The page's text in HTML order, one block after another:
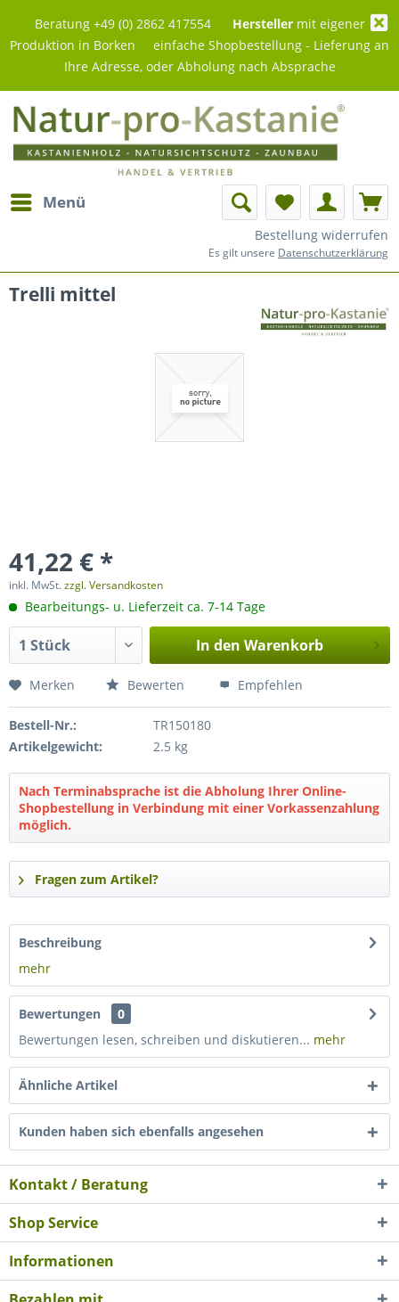
Beratung +49 (0) 2862 417554 Herstellermit eigener
Produktion in Borken einfache Shopbestellung - Lieferung an
Ihre Adresse, oder Abholung nach Absprache
Menü
Bestellung widerrufen
Es gilt unsere Datenschutzerklärung
Trelli mittel
41,22 € *
inkl. MwSt.zzgl. Versandkosten
Bearbeitungs- u. Lieferzeit ca. 7-14 Tage
In den Warenkorb
Merken Bewerten Empfehlen
Bestell-Nr.:
TR150180
Artikelgewicht:
2.5 kg
Nach Terminabsprache ist die Abholung Ihrer Online-
Shopbestellung in Verbindung mit einer Vorkassenzahlung
möglich.
Fragen zum Artikel?
Beschreibung
mehr
Bewertungen
0
Bewertungen lesen, schreiben und diskutieren... mehr
Ähnliche Artikel
Kunden haben sich ebenfalls angesehen
Kontakt / Beratung
Shop Service
Informationen